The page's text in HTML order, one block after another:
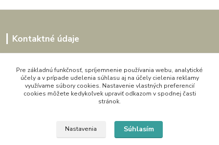
Kontaktné údaje
0907864188
pon. - pia. 9,00 do 16,00h
artwood.nelly@gmail.com
Pre základnú funkčnosť, spríjemnenie používania webu, analytické
účely a v prípade udelenia súhlasu aj na účely cielenia reklamy
využívame súbory cookies. Nastavenie vlastných preferencií
cookies môžete kedykoľvek upraviť odkazom v spodnej časti
stránok.
Nastavenia Súhlasím